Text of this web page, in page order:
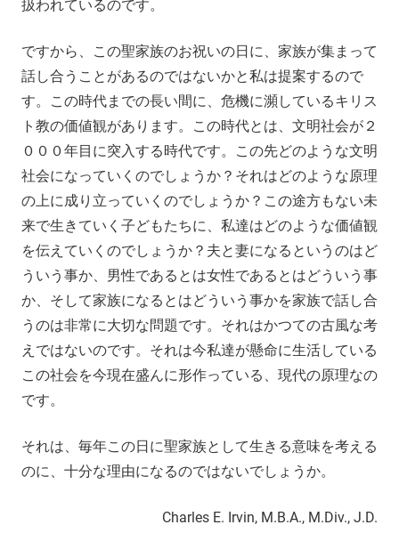
扱われているのです。
ですから、この聖家族のお祝いの日に、家族が集まって
話し合うことがあるのではないかと私は提案するので
す。この時代までの長い間に、危機に瀕しているキリス
ト教の価値観があります。この時代とは、文明社会が２
０００年目に突入する時代です。この先どのような文明
社会になっていくのでしょうか？それはどのような原理
の上に成り立っていくのでしょうか？この途方もない未
来で生きていく子どもたちに、私達はどのような価値観
を伝えていくのでしょうか？夫と妻になるというのはど
ういう事か、男性であるとは女性であるとはどういう事
か、そして家族になるとはどういう事かを家族で話し合
うのは非常に大切な問題です。それはかつての古風な考
えではないのです。それは今私達が懸命に生活している
この社会を今現在盛んに形作っている、現代の原理なの
です。
それは、毎年この日に聖家族として生きる意味を考える
のに、十分な理由になるのではないでしょうか。
Charles E. Irvin, M.B.A., M.Div., J.D.